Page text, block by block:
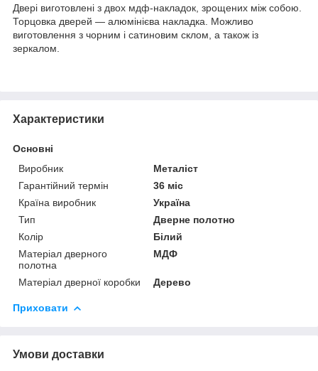
Двері виготовлені з двох мдф-накладок, зрощених між собою.
Торцовка дверей — алюмінієва накладка. Можливо
виготовлення з чорним і сатиновим склом, а також із
зеркалом.
Характеристики
Основні
Виробник
Металіст
Гарантійний термін
36 міс
Країна виробник
Україна
Тип
Дверне полотно
Колір
Білий
Матеріал дверного
полотна
МДФ
Матеріал дверної коробки Дерево
Приховати
Умови доставки